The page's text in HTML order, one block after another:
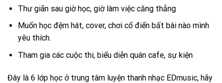
Thư giãn sau giờ học, giờ làm việc căng thẳng
Muốn học đệm hát, cover, chơi cổ điển bất bài nào mình
yêu thích.
Tham gia các cuộc thi, biểu diễn quán cafe, sự kiện
Đây là 6 lớp học ở trung tâm luyện thanh nhạc EDmusic, hãy